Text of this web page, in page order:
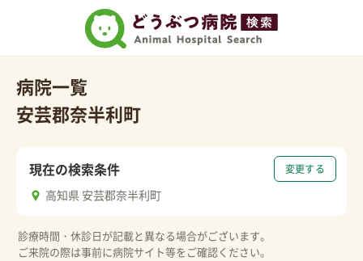
病院一覧
安芸郡奈半利町
変更する
現在の検索条件
高知県 安芸郡奈半利町
診療時間・休診日が記載と異なる場合がございます。
ご来院の際は事前に病院サイト等をご確認ください。